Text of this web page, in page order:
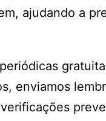
ajudando a
enviamos